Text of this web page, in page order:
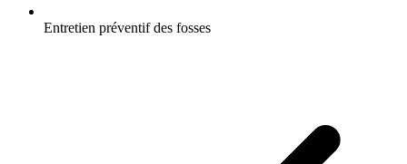
Entretien préventif des fosses